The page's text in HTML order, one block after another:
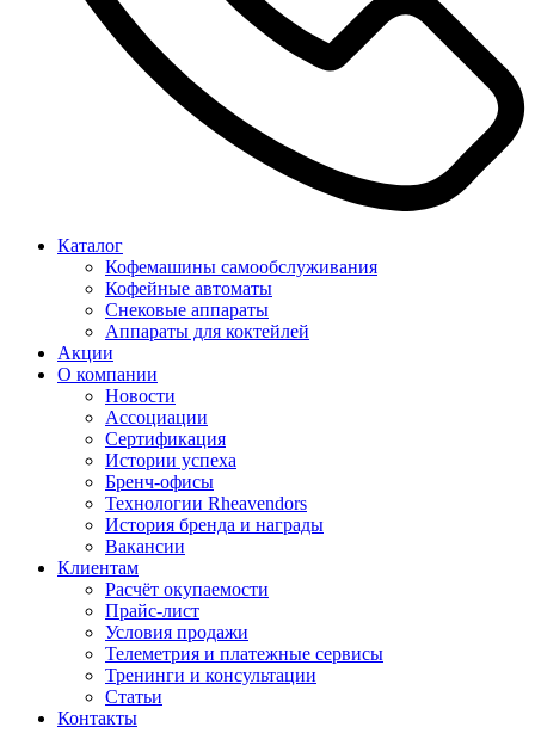
Каталог
Кофемашины самообслуживания
Кофейные автоматы
Снековые аппараты
Аппараты для коктейлей
Акции
О компании
Новости
Ассоциации
Сертификация
Истории успеха
Бренч-офисы
Технологии Rheavendors
История бренда и награды
Вакансии
Клиентам
Расчёт окупаемости
Прайс-лист
Условия продажи
Телеметрия и платежные сервисы
Тренинги и консультации
Статьи
Контакты